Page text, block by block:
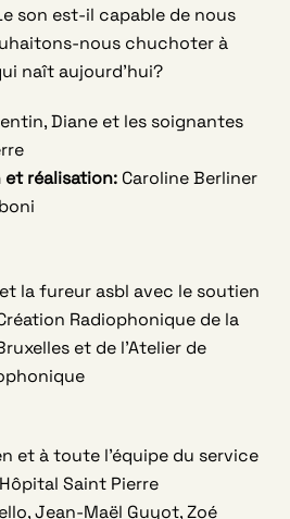
son est-il capable de nous
nous chuchoter à
naît aujourd’hui?
Diane et les soignantes
et réalisation: Caroline Berliner
la fureur asbl avec le soutien
Radiophonique de la
et de l’Atelier de
et à toute l’équipe du service
Saint Pierre
Jean-Maël Guyot, Zoé